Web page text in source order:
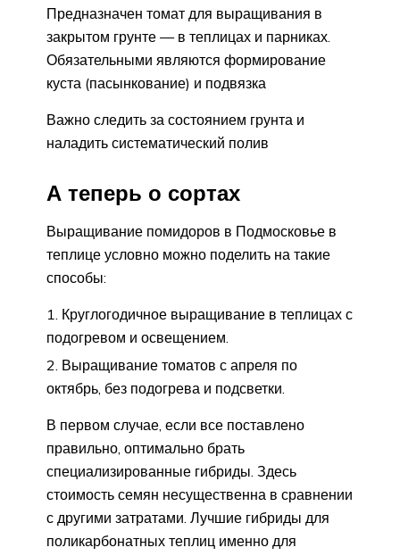
Предназначен томат для выращивания в
закрытом грунте — в теплицах и парниках.
Обязательными являются формирование
куста (пасынкование) и подвязка
Важно следить за состоянием грунта и
наладить систематический полив
А теперь о сортах
Выращивание помидоров в Подмосковье в
теплице условно можно поделить на такие
способы:
Круглогодичное выращивание в теплицах с
подогревом и освещением.
Выращивание томатов с апреля по
октябрь, без подогрева и подсветки.
В первом случае, если все поставлено
правильно, оптимально брать
специализированные гибриды. Здесь
стоимость семян несущественна в сравнении
с другими затратами. Лучшие гибриды для
поликарбонатных теплиц именно для